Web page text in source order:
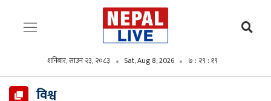
शनिबार, साउन २३, २०८३ Sat, Aug 8, 2026 ७ : २९ : २०
विश्व